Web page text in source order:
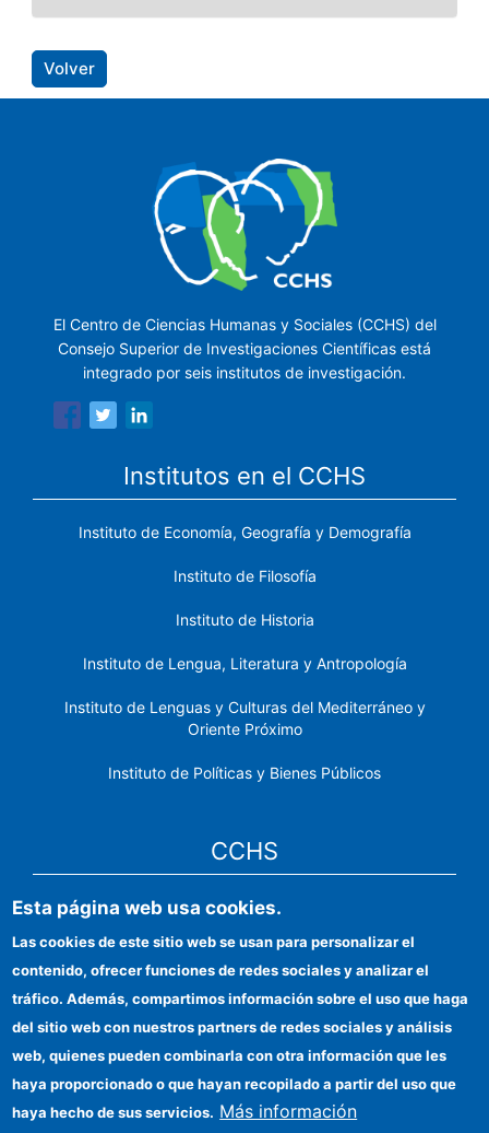
Volver
El Centro de Ciencias Humanas y Sociales (CCHS) del
Consejo Superior de Investigaciones Científicas está
integrado por seis institutos de investigación.
Institutos en el CCHS
Instituto de Economía, Geografía y Demografía
Instituto de Filosofía
Instituto de Historia
Instituto de Lengua, Literatura y Antropología
Instituto de Lenguas y Culturas del Mediterráneo y
Oriente Próximo
Instituto de Políticas y Bienes Públicos
CCHS
Sede electrónica CSIC
Identidad institucional
Información para proveedores
Ayudas FEDER
Organismos financiadores
Contacto
Esta página web usa cookies.
Las cookies de este sitio web se usan para personalizar el
contenido, ofrecer funciones de redes sociales y analizar el
tráfico. Además, compartimos información sobre el uso que haga
del sitio web con nuestros partners de redes sociales y análisis
web, quienes pueden combinarla con otra información que les
haya proporcionado o que hayan recopilado a partir del uso que
haya hecho de sus servicios. Más información